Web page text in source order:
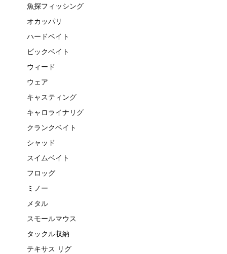
魚探フィッシング
オカッパリ
ハードベイト
ビックベイト
ウィード
ウェア
キャスティング
キャロライナリグ
クランクベイト
シャッド
スイムベイト
フロッグ
ミノー
メタル
スモールマウス
タックル収納
テキサス リグ